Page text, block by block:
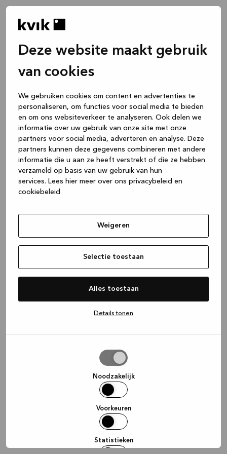
Deze website maakt gebruik
van cookies
We gebruiken cookies om content en advertenties te
personaliseren, om functies voor social media te bieden
en om ons websiteverkeer te analyseren. Ook delen we
informatie over uw gebruik van onze site met onze
partners voor social media, adverteren en analyse. Deze
partners kunnen deze gegevens combineren met andere
informatie die u aan ze heeft verstrekt of die ze hebben
verzameld op basis van uw gebruik van hun
services. Lees hier meer over ons privacybeleid en
cookiebeleid
Weigeren
Selectie toestaan
Alles toestaan
Details tonen
Noodzakelijk
Voorkeuren
Statistieken
(see the browser console for more
information).